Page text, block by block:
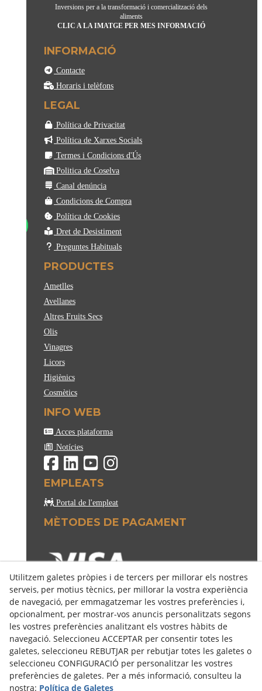
Inversions per a la transformació i comercialització dels
aliments
CLIC A LA IMATGE PER MES INFORMACIÓ
INFORMACIÓ
Contacte
Horaris i telèfons
LEGAL
Política de Privacitat
Política de Xarxes Socials
Termes i Condicions d'Ús
Politica de Coselva
Canal denúncia
Condicions de Compra
Política de Cookies
Dret de Desistiment
Preguntes Habituals
PRODUCTES
Ametlles
Avellanes
Altres Fruits Secs
Olis
Vinagres
Licors
Higiènics
Cosmètics
INFO WEB
Acces plataforma
Notícies
EMPLEATS
Portal de l'empleat
MÈTODES DE PAGAMENT
Utilitzem galetes pròpies i de tercers per millorar els nostres
serveis, per motius tècnics, per millorar la vostra experiència
de navegació, per emmagatzemar les vostres preferències i,
opcionalment, per mostrar-vos anuncis personalitzats segons
les vostres preferències analitzant els vostres hàbits de
navegació. Seleccioneu ACCEPTAR per consentir totes les
galetes, seleccioneu REBUTJAR per rebutjar totes les galetes o
seleccioneu CONFIGURACIÓ per personalitzar les vostres
preferències de galetes. Per a més informació, consulteu la
nostra: Política de Galetes